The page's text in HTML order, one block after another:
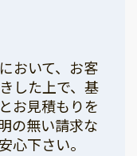
おいて、お客
した上で、基
お見積もりを
の無い請求な
心下さい。